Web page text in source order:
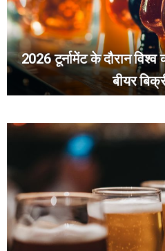
2026 टूर्नामेंट के दौरान
बीयर